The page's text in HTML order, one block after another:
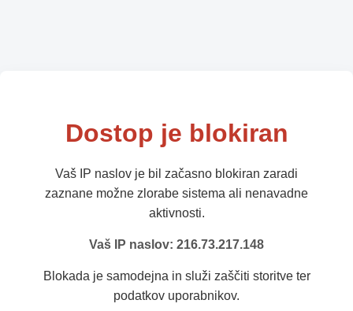
Dostop je blokiran
Vaš IP naslov je bil začasno blokiran zaradi
zaznane možne zlorabe sistema ali nenavadne
aktivnosti.
Vaš IP naslov: 216.73.217.148
Blokada je samodejna in služi zaščiti storitve ter
podatkov uporabnikov.